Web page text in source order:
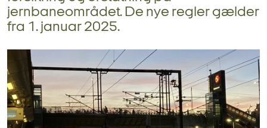
jernbaneområdet. De nye regler gælder
fra 1. januar 2025.